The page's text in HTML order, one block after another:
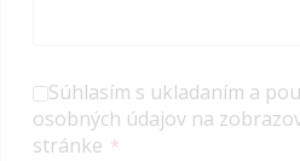
Súhlasím s ukladaním a
osobných údajov na
stránke